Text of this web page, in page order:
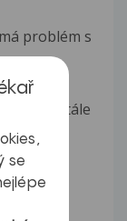
problém s
roky a stále
se